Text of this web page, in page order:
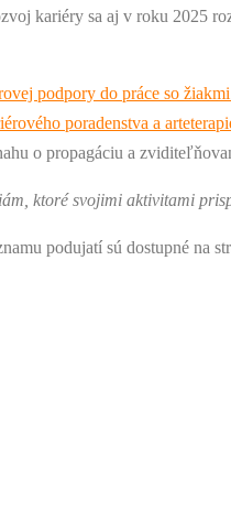
kariéry sa aj v roku 2025
podpory do práce so
poradenstva a
o propagáciu a
ktoré svojimi aktivitami
podujatí sú dostupné na